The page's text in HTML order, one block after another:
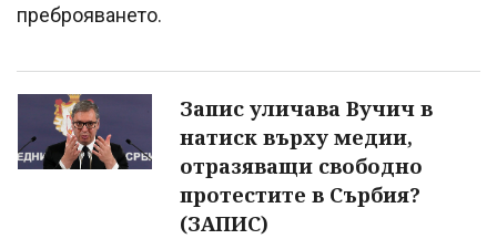
преброяването.
Запис уличава Вучич в
натиск върху медии,
отразяващи свободно
протестите в Сърбия?
(ЗАПИС)